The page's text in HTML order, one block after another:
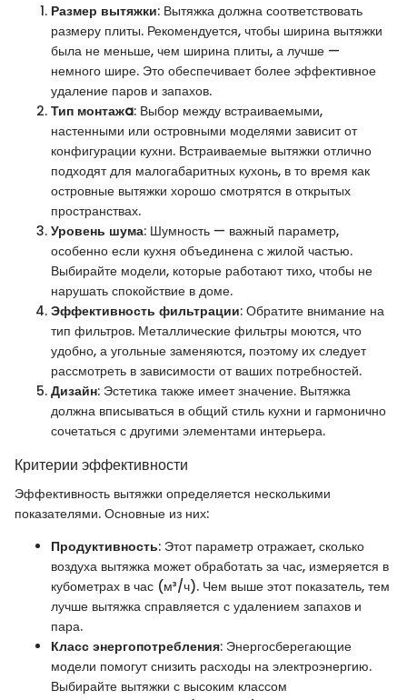
Размер вытяжки: Вытяжка должна соответствовать
размеру плиты. Рекомендуется, чтобы ширина вытяжки
была не меньше, чем ширина плиты, а лучше —
немного шире. Это обеспечивает более эффективное
удаление паров и запахов.
Тип монтажa: Выбор между встраиваемыми,
настенными или островными моделями зависит от
конфигурации кухни. Встраиваемые вытяжки отлично
подходят для малогабаритных кухонь, в то время как
островные вытяжки хорошо смотрятся в открытых
пространствах.
Уровень шума: Шумность — важный параметр,
особенно если кухня объединена с жилой частью.
Выбирайте модели, которые работают тихо, чтобы не
нарушать спокойствие в доме.
Эффективность фильтрации: Обратите внимание на
тип фильтров. Металлические фильтры моются, что
удобно, а угольные заменяются, поэтому их следует
рассмотреть в зависимости от ваших потребностей.
Дизайн: Эстетика также имеет значение. Вытяжка
должна вписываться в общий стиль кухни и гармонично
сочетаться с другими элементами интерьера.
Критерии эффективности
Эффективность вытяжки определяется несколькими
показателями. Основные из них:
Продуктивность: Этот параметр отражает, сколько
воздуха вытяжка может обработать за час, измеряется в
кубометрах в час (м³/ч). Чем выше этот показатель, тем
лучше вытяжка справляется с удалением запахов и
пара.
Класс энергопотребления: Энергосберегающие
модели помогут снизить расходы на электроэнергию.
Выбирайте вытяжки с высоким классом